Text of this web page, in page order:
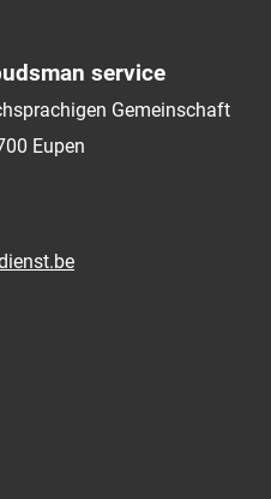
service
Gemeinschaft
Eupen